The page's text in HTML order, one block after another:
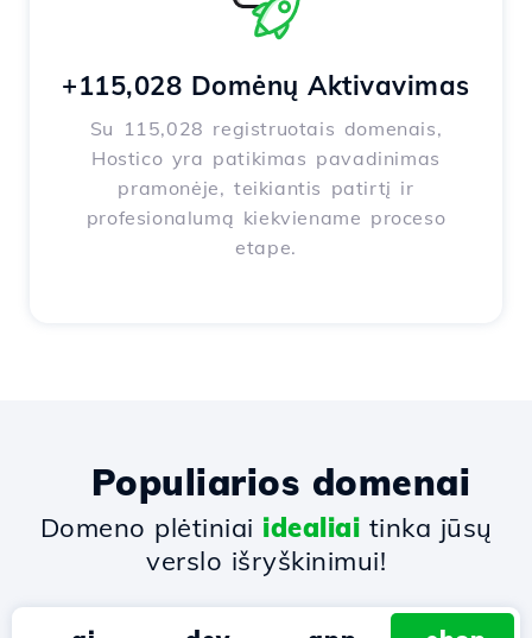
+115,028 Domėnų Aktivavimas
Su 115,028 registruotais domenais,
Hostico yra patikimas pavadinimas
pramonėje, teikiantis patirtį ir
profesionalumą kiekviename proceso
etape.
Populiarios domenai
Domeno plėtiniai idealiai tinka jūsų
verslo išryškinimui!